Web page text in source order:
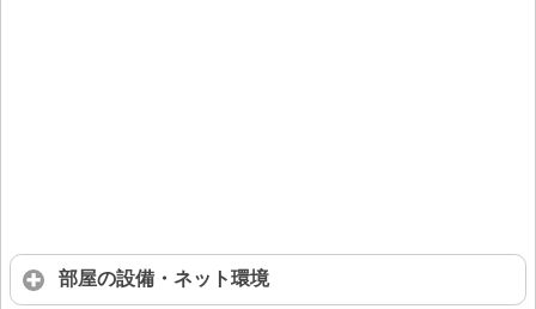
部屋の設備・ネット環境